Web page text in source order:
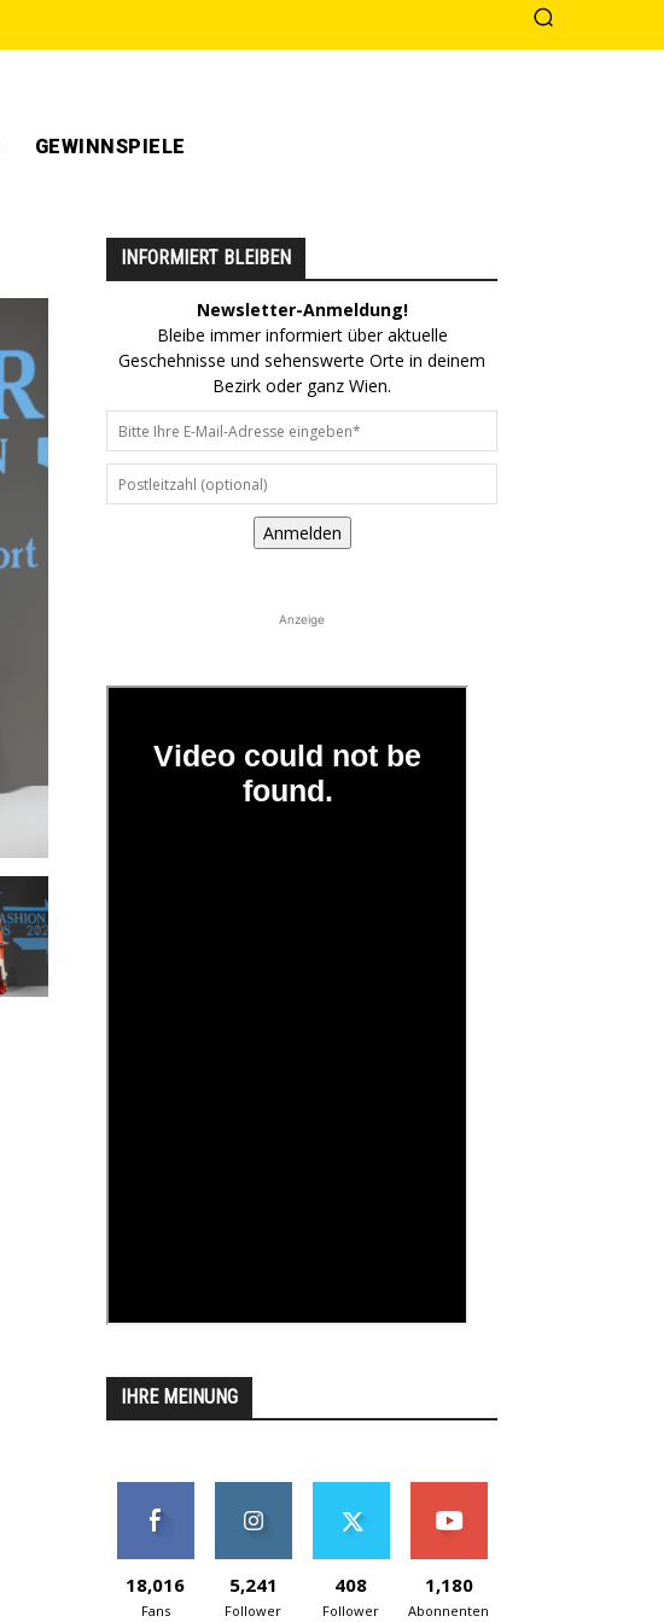
GEWINNSPIELE
INFORMIERT BLEIBEN
Newsletter-Anmeldung!
Bleibe immer informiert über aktuelle
Geschehnisse und sehenswerte Orte in deinem
Bezirk oder ganz Wien.
Anmelden
Anzeige
IHRE MEINUNG
18,016
Fans
5,241
Follower
408
Follower
1,180
Abonnenten